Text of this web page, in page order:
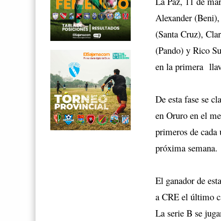
Alexander
(Santa Cruz),
(Pando) y Rico
en la primera
De esta fase se
en Oruro en el
primeros de cada
próxima semana.
El ganador de
a CRE el último
La serie B se